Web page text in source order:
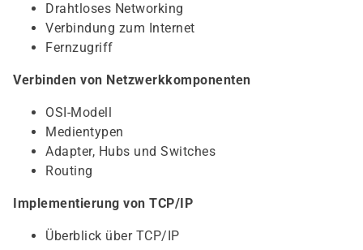
Drahtloses Networking
Verbindung zum Internet
Fernzugriff
Verbinden von Netzwerkkomponenten
OSI-Modell
Medientypen
Adapter, Hubs und Switches
Routing
Implementierung von TCP/IP
Überblick über TCP/IP